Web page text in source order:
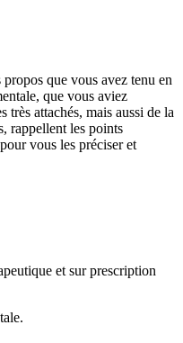
que vous avez tenu en
que vous aviez
attachés, mais aussi de la
rappellent les points
vous les préciser et
et sur prescription